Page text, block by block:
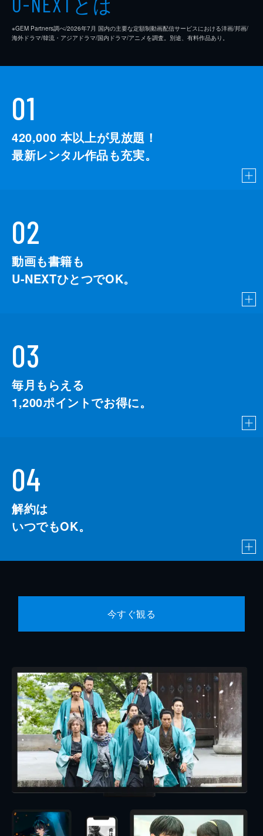
※GEM Partners調べ/2026年7⽉ 国内の主要な定額制動画配信サービスにおける洋画/邦画/
海外ドラマ/韓流・アジアドラマ/国内ドラマ/アニメを調査。別途、有料作品あり。
01
420,000 本以上が見放題！
最新レンタル作品も充実。
02
動画も書籍も
U-NEXTひとつでOK。
03
毎月もらえる
1,200ポイントでお得に。
04
解約は
いつでもOK。
今すぐ観る